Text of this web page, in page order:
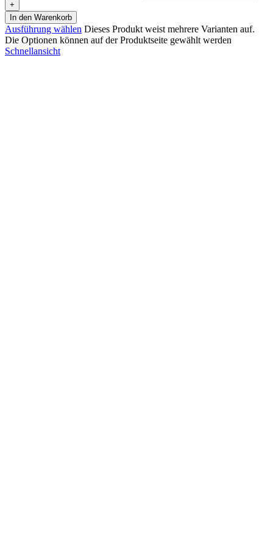
In den Warenkorb
Ausführung wählen Dieses Produkt weist mehrere Varianten auf.
Die Optionen können auf der Produktseite gewählt werden
Schnellansicht